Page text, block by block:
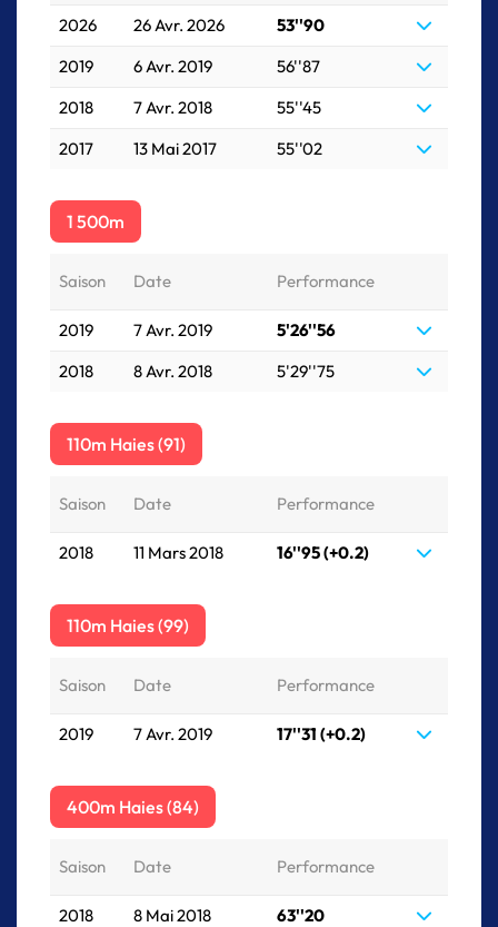
2026 26 Avr. 2026
53''90
2019
6 Avr. 2019
56''87
2018
7 Avr. 2018
55''45
2017
13 Mai 2017 55''02
1 500m
Saison Date Performance
2019 7 Avr. 2019
5'26''56
2018
8 Avr. 2018 5'29''75
110m Haies (91)
Saison Date Performance
2018 11 Mars 2018 16''95 (+0.2)
110m Haies (99)
Saison Date Performance
2019 7 Avr. 2019 17''31 (+0.2)
400m Haies (84)
Saison Date Performance
2018 8 Mai 2018 63''20